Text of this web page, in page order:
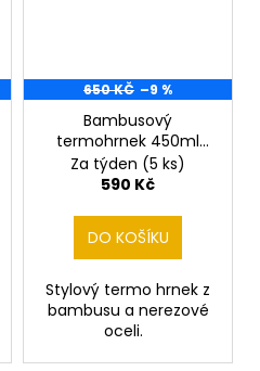
650 KČ –9 %
Bambusový
termohrnek 450ml
Rocková kytara
Za týden (5 ks)
590 Kč
DO KOŠÍKU
Stylový termo hrnek z
bambusu a nerezové
oceli.